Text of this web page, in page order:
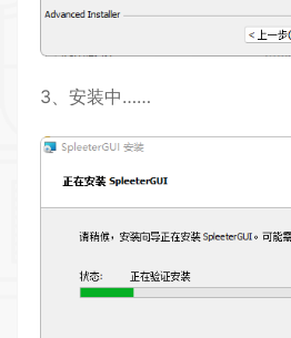
3、安装中……